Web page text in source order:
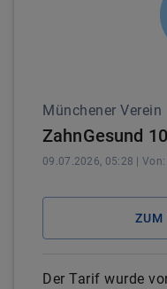
Münchener Verein
ZahnGesund
09.07.2026, 05:28 | Von:
ZUM
Der Tarif wurde